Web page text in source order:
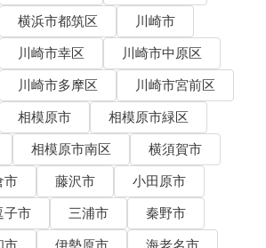
横浜市都筑区
川崎市
川崎市幸区
川崎市中原区
川崎市多摩区
川崎市宮前区
相模原市
相模原市緑区
相模原市南区
横須賀市
市 藤沢市
小田原市
子市 三浦市
秦野市